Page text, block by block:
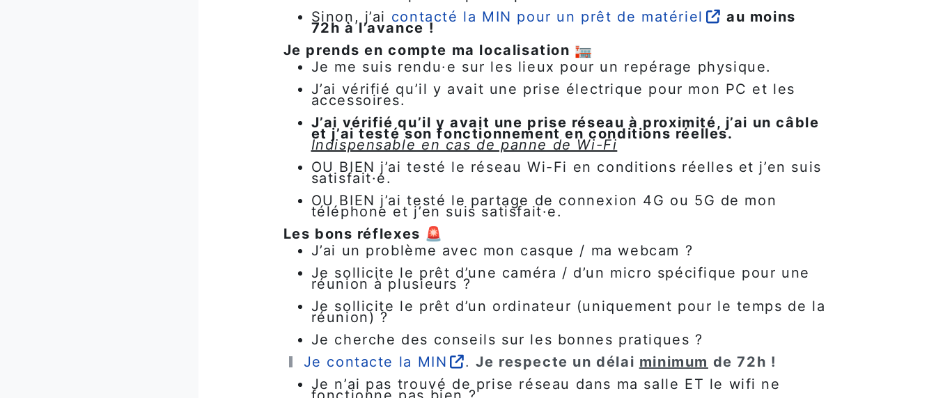
Sinon, j’ai contacté la MIN pour un prêt de matériel au moins
72h à l’avance !
Je prends en compte ma localisation 🏣
Je me suis rendu·e sur les lieux pour un repérage physique.
J’ai vérifié qu’il y avait une prise électrique pour mon PC et les
accessoires.
J’ai vérifié qu’il y avait une prise réseau à proximité, j’ai un câble
et j’ai testé son fonctionnement en conditions réelles.
Indispensable en cas de panne de Wi-Fi
OU BIEN j’ai testé le réseau Wi-Fi en conditions réelles et j’en suis
satisfait·e.
OU BIEN j’ai testé le partage de connexion 4G ou 5G de mon
téléphone et j’en suis satisfait·e.
Les bons réflexes 🚨
J’ai un problème avec mon casque / ma webcam ?
Je sollicite le prêt d’une caméra / d’un micro spécifique pour une
réunion à plusieurs ?
Je sollicite le prêt d’un ordinateur (uniquement pour le temps de la
réunion) ?
Je cherche des conseils sur les bonnes pratiques ?
Je contacte la MIN
.Je respecte un délai minimum de 72h !
Je n’ai pas trouvé de prise réseau dans ma salle ET le wifi ne